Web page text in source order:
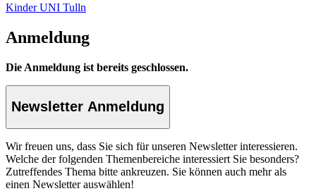
Kinder UNI Tulln
Anmeldung
Die Anmeldung ist bereits geschlossen.
Newsletter Anmeldung
Wir freuen uns, dass Sie sich für unseren Newsletter interessieren.
Welche der folgenden Themenbereiche interessiert Sie besonders?
Zutreffendes Thema bitte ankreuzen. Sie können auch mehr als
einen Newsletter auswählen!